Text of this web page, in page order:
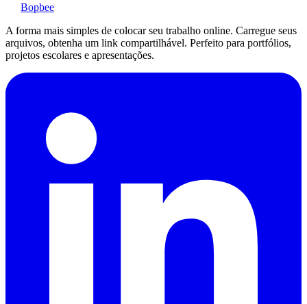
Bopbee
A forma mais simples de colocar seu trabalho online. Carregue seus
arquivos, obtenha um link compartilhável. Perfeito para portfólios,
projetos escolares e apresentações.